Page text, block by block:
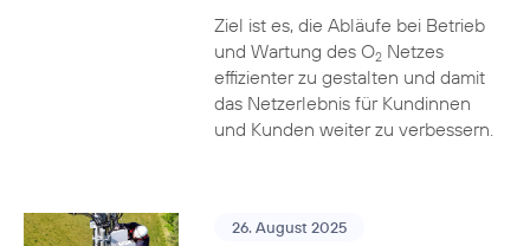
Ziel ist es, die Abläufe bei Betrieb
und Wartung des O2Netzes
effizienter zu gestalten und damit
das Netzerlebnis für Kundinnen
und Kunden weiter zu verbessern.
26. August 2025